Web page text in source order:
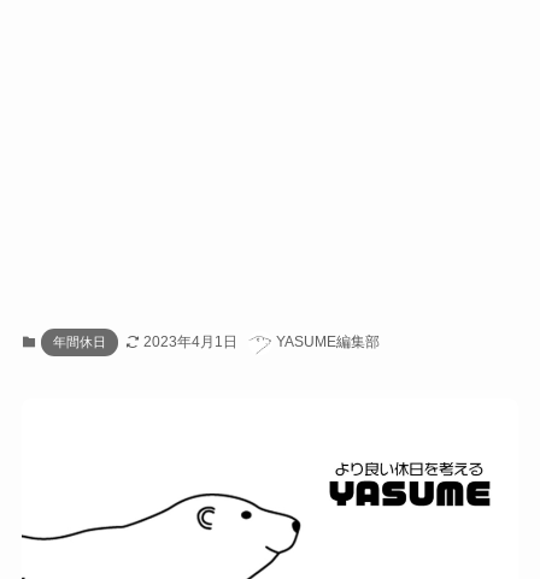
年間休日 2023年4月1日 YASUME編集部